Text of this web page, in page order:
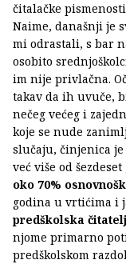
čitalačke
Naime, današnji je
mi odrastali, s bar
osobito
im nije privlačna.
takav da ih uvuče,
nečeg većeg i
koje se nude
slučaju, činjenica
već više od
oko 70%
godina u vrtićima i
predškolska
njome primarno
predškolskom